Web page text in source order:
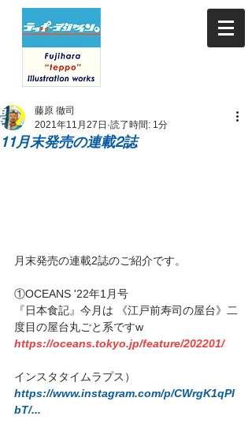
11月末発売の連載2誌
藤原 徹司
2021年11月27日 読了時間: 1分
月末発売の連載2誌のご紹介です。
①OCEANS '22年1月号
『日本食記』今月は 《江戸前寿司の屋台》二
度目の屋台丸ごと系ですw
https://oceans.tokyo.jp/feature/202201/
インスタタイムラプス）
https://www.instagram.com/p/CWrgK1qPI
bT/...